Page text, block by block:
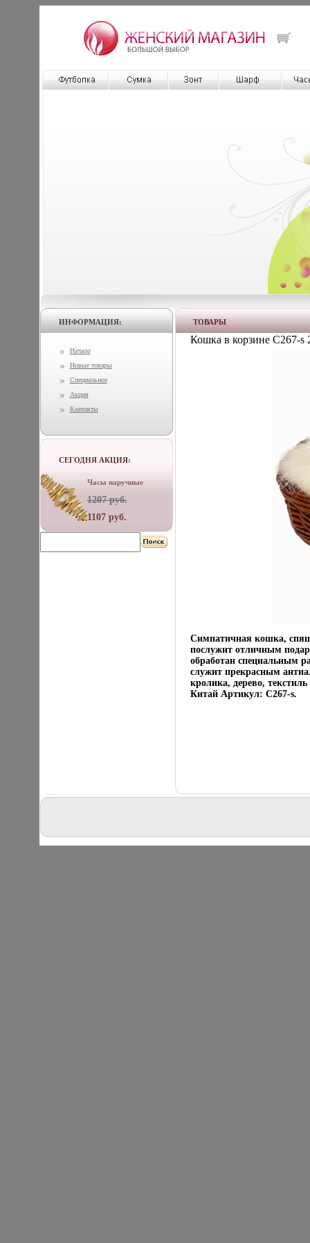
ИНФОРМАЦИЯ:
Начало
Новые товары
Специальное
Акция
Контакты
СЕГОДНЯ АКЦИЯ:
Часы наручные
1207 руб.
1107 руб.
ТОВАРЫ
Кошка в корзине С267-s
Симпатичная кошка,
послужит отличным
обработан специальным
служит прекрасным
кролика, дерево,
Китай Артикул: С267-s.